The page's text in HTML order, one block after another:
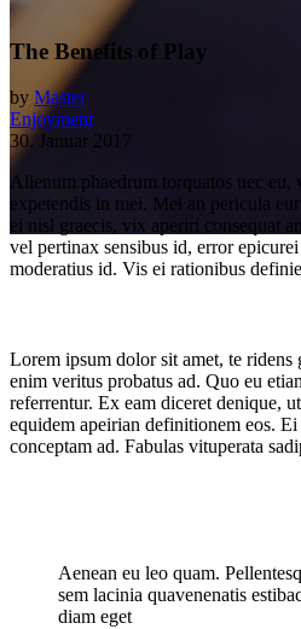
Blog
The Benefits of Play
by Master
Enjoyment
30. Januar 2017
Alienum phaedrum torquatos nec
expetendis in mei. Mei an pericula
ei nisl graecis, vix aperiri consequat
vel pertinax sensibus id, error
moderatius id. Vis ei rationibus
Lorem ipsum dolor sit amet, te
enim veritus probatus ad. Quo eu
referrentur. Ex eam diceret denique,
equidem apeirian definitionem eos.
conceptam ad. Fabulas vituperata
Aenean eu leo quam.
sem lacinia quavenenatis
diam eget